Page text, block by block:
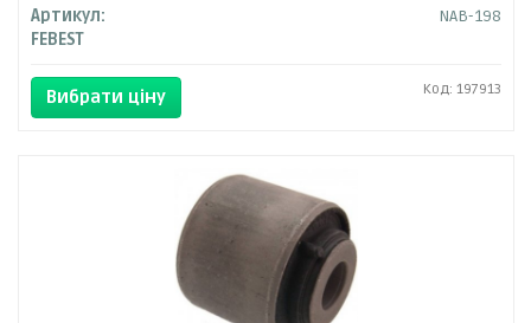
Артикул:
NAB-198
FEBEST
Вибрати ціну Код: 197913